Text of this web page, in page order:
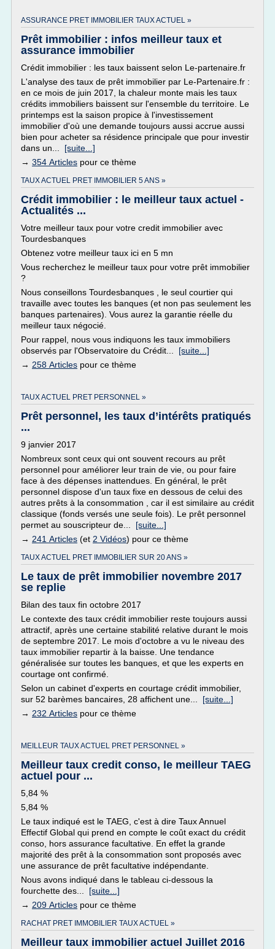
ASSURANCE PRET IMMOBILIER TAUX ACTUEL »
Prêt immobilier : infos meilleur taux et
assurance immobilier
Crédit immobilier : les taux baissent selon Le-partenaire.fr
L'analyse des taux de prêt immobilier par Le-Partenaire.fr :
en ce mois de juin 2017, la chaleur monte mais les taux
crédits immobiliers baissent sur l'ensemble du territoire. Le
printemps est la saison propice à l'investissement
immobilier d'où une demande toujours aussi accrue aussi
bien pour acheter sa résidence principale que pour investir
dans un... [suite...]
→ 354 Articles pour ce thème
TAUX ACTUEL PRET IMMOBILIER 5 ANS »
Crédit immobilier : le meilleur taux actuel -
Actualités ...
Votre meilleur taux pour votre credit immobilier avec
Tourdesbanques
Obtenez votre meilleur taux ici en 5 mn
Vous recherchez le meilleur taux pour votre prêt immobilier
?
Nous conseillons Tourdesbanques , le seul courtier qui
travaille avec toutes les banques (et non pas seulement les
banques partenaires). Vous aurez la garantie réelle du
meilleur taux négocié.
Pour rappel, nous vous indiquons les taux immobiliers
observés par l'Observatoire du Crédit... [suite...]
→ 258 Articles pour ce thème
TAUX ACTUEL PRET PERSONNEL »
Prêt personnel, les taux d’intérêts pratiqués
...
9 janvier 2017
Nombreux sont ceux qui ont souvent recours au prêt
personnel pour améliorer leur train de vie, ou pour faire
face à des dépenses inattendues. En général, le prêt
personnel dispose d'un taux fixe en dessous de celui des
autres prêts à la consommation , car il est similaire au crédit
classique (fonds versés une seule fois). Le prêt personnel
permet au souscripteur de... [suite...]
→ 241 Articles (et 2 Vidéos) pour ce thème
TAUX ACTUEL PRET IMMOBILIER SUR 20 ANS »
Le taux de prêt immobilier novembre 2017
se replie
Bilan des taux fin octobre 2017
Le contexte des taux crédit immobilier reste toujours aussi
attractif, après une certaine stabilité relative durant le mois
de septembre 2017. Le mois d'octobre a vu le niveau des
taux immobilier repartir à la baisse. Une tendance
généralisée sur toutes les banques, et que les experts en
courtage ont confirmé.
Selon un cabinet d'experts en courtage crédit immobilier,
sur 52 barèmes bancaires, 28 affichent une... [suite...]
→ 232 Articles pour ce thème
MEILLEUR TAUX ACTUEL PRET PERSONNEL »
Meilleur taux credit conso, le meilleur TAEG
actuel pour ...
5,84 %
5,84 %
Le taux indiqué est le TAEG, c'est à dire Taux Annuel
Effectif Global qui prend en compte le coût exact du crédit
conso, hors assurance facultative. En effet la grande
majorité des prêt à la consommation sont proposés avec
une assurance de prêt facultative indépendante.
Nous avons indiqué dans le tableau ci-dessous la
fourchette des... [suite...]
→ 209 Articles pour ce thème
RACHAT PRET IMMOBILIER TAUX ACTUEL »
Meilleur taux immobilier actuel Juillet 2016